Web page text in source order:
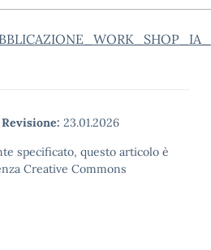
Revisione: 23.01.2026
specificato, questo articolo è
Creative Commons